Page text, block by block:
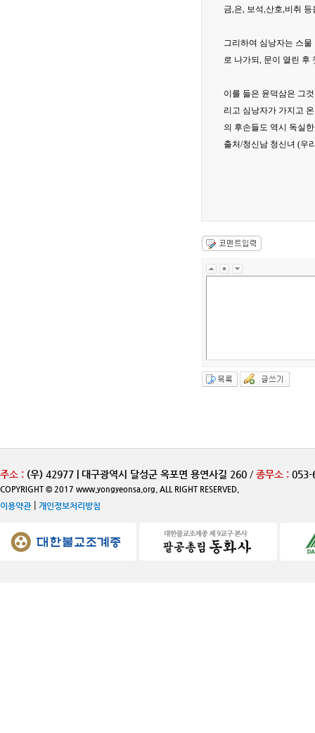
금,은, 보석,산호,비취
그리하여 심낭자는 스
로 나가되, 문이 열린 후
이를 들은 윤덕삼은 그
리고 심낭자가 가지고
의 후손들도 역시 독실
출처/청신남 청신녀 (우
주소 : (우) 42977 | 대구광역시 달성군 옥포면 용연사길 260 / 종무소 : 053-
COPYRIGHT © 2017 www.yongyeonsa.org. ALL RIGHT RESERVED.
이용약관| 개인정보처리방침